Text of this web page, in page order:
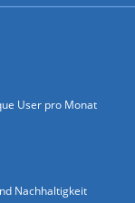
User pro Monat
Nachhaltigkeit